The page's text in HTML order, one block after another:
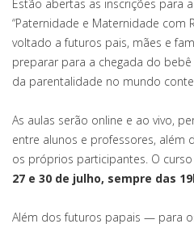
Estão abertas as inscrições para
“Paternidade e Maternidade com
voltado a futuros pais, mães e
preparar para a chegada do
da parentalidade no mundo
As aulas serão online e ao vivo,
entre alunos e professores, além
os próprios participantes. O
27 e 30 de julho, sempre das
Além dos futuros papais — para